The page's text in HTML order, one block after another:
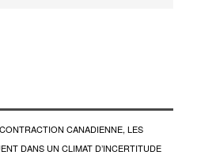
CANADIENNE, LES
DANS UN CLIMAT D’INCERTITUDE